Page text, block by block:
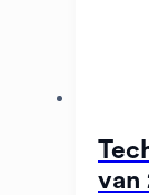
van